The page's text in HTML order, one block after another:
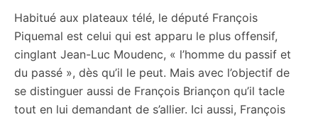
Habitué aux plateaux télé, le député François
Piquemal est celui qui est apparu le plus offensif,
cinglant Jean-Luc Moudenc, « l’homme du passif et
du passé », dès qu’il le peut. Mais avec l’objectif de
se distinguer aussi de François Briançon qu’il tacle
tout en lui demandant de s’allier. Ici aussi, François